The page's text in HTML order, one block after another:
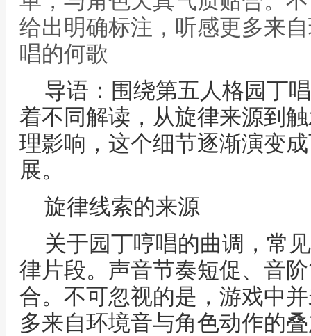
给出明确标注，听感更多来
唱的何歌
导语：围绕第五人格园丁
着不同解读，从旋律来源到
理影响，这个细节逐渐演变
展。
旋律线索的来源
关于园丁哼唱的曲调，常
律片段。声音节奏短促、音
合。不可忽视的是，游戏中
多来自环境音与角色动作的